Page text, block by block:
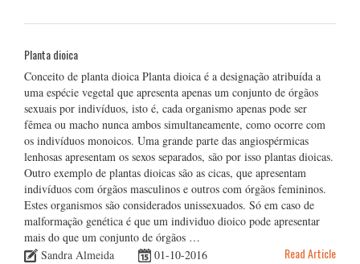
Planta dioica
Conceito de planta dioica Planta dioica é a designação atribuída a
uma espécie vegetal que apresenta apenas um conjunto de órgãos
sexuais por indivíduos, isto é, cada organismo apenas pode ser
fêmea ou macho nunca ambos simultaneamente, como ocorre com
os indivíduos monoicos. Uma grande parte das angiospérmicas
lenhosas apresentam os sexos separados, são por isso plantas dioicas.
Outro exemplo de plantas dioicas são as cicas, que apresentam
indivíduos com órgãos masculinos e outros com órgãos femininos.
Estes organismos são considerados unissexuados. Só em caso de
malformação genética é que um individuo dioico pode apresentar
mais do que um conjunto de órgãos …
Sandra Almeida
01-10-2016 Read Article